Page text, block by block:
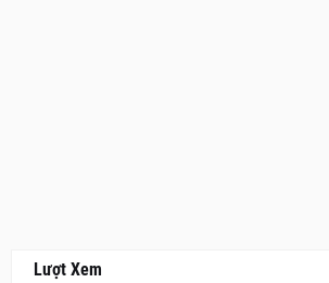
Lượt Xem